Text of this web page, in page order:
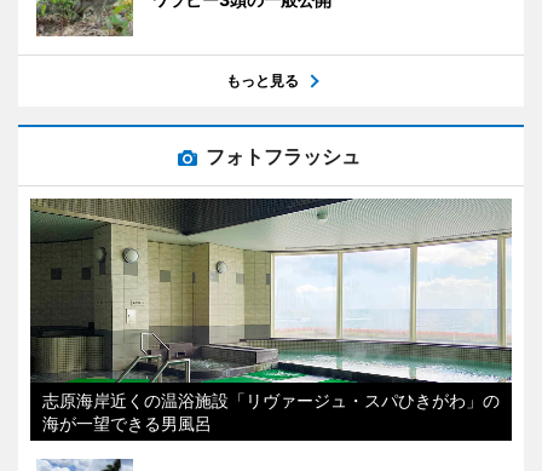
もっと見る
フォトフラッシュ
志原海岸近くの温浴施設「リヴァージュ・スパひきがわ」の
海が一望できる男風呂